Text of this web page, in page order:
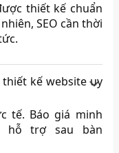
thiết kế chuẩn
SEO cần thời
kế website uy
tế. Báo giá minh
hỗ trợ sau bàn